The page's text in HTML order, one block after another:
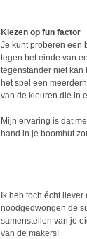
Kiezen op fun factor
Je kunt proberen een
tegen het einde van
tegenstander niet kan
het spel een
van de kleuren die in
Mijn ervaring is dat
hand in je boomhut
Ik heb toch écht
noodgedwongen de
samenstellen van je
van de makers!